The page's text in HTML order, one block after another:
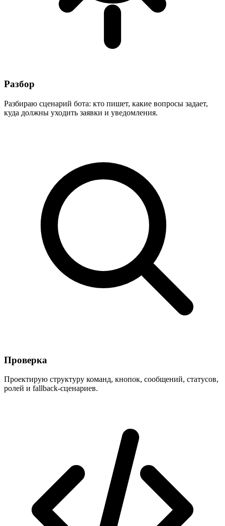
Разбор
Разбираю сценарий бота: кто пишет, какие вопросы задает,
куда должны уходить заявки и уведомления.
Проверка
Проектирую структуру команд, кнопок, сообщений, статусов,
ролей и fallback-сценариев.